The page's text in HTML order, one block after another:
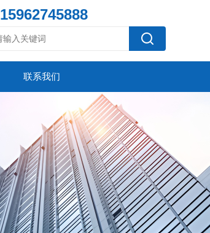
15962745888
联系我们